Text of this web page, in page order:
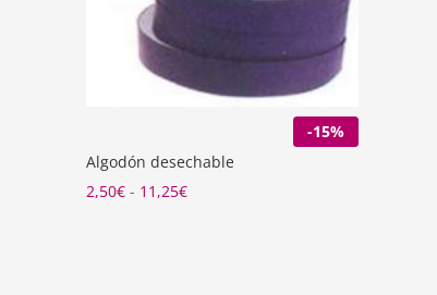
-15%
Algodón desechable
2,50€ - 11,25€Rango